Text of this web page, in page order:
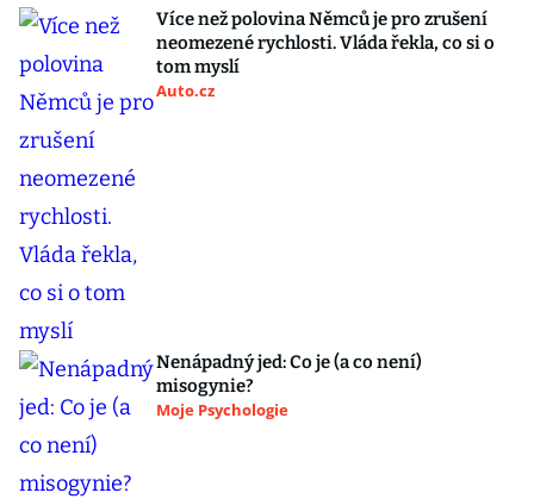
Více než polovina Němců je pro zrušení
neomezené rychlosti. Vláda řekla, co si o
tom myslí
Auto.cz
Nenápadný jed: Co je (a co není)
misogynie?
Moje Psychologie